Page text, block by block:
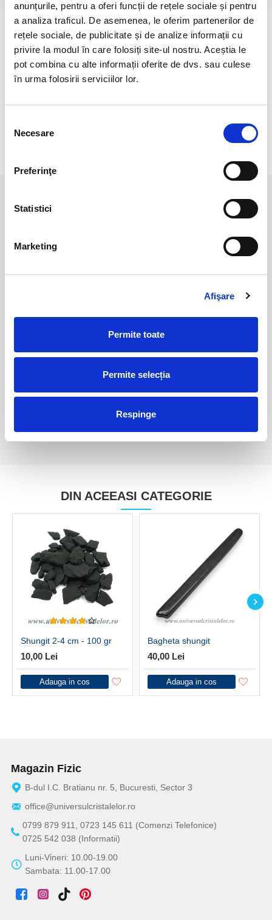
anunțurile, pentru a oferi funcții de rețele sociale și pentru
a analiza traficul. De asemenea, le oferim partenerilor de
rețele sociale, de publicitate și de analize informații cu
privire la modul în care folosiți site-ul nostru. Aceștia le
pot combina cu alte informații oferite de dvs. sau culese
în urma folosirii serviciilor lor.
consimțământului
Necesare
Preferinţe
Statistici
Marketing
Afişare
Permite toate
Permite selecția
Respinge
pentru toate produsele
DESCRIERE PRODUS
Cub shungit (Shungite)
Origine: Rusia
Dimensiune : 10 cm
Shungit
Shungit
DIN ACEEASI CATEGORIE
Shungit 2-4 cm - 100 gr
10,00 Lei
Adauga in cos
Bagheta shungit
40,00 Lei
Adauga in cos
Magazin Fizic
B-dul I.C. Bratianu nr. 5, Bucuresti, Sector 3
office@universulcristalelor.ro
0799 879 911, 0723 145 611 (Comenzi Telefonice)
0725 542 038 (Informatii)
Luni-Vineri: 10.00-19.00
Sambata: 11.00-17.00